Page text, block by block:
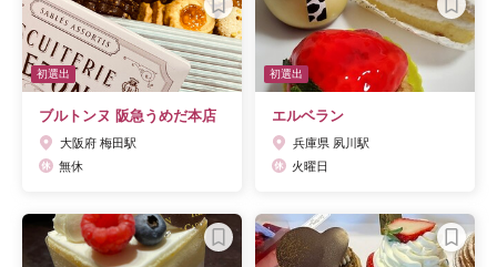
初選出
ブルトンヌ 阪急うめだ本店
大阪府 梅田駅
無休
初選出
エルベラン
兵庫県 夙川駅
火曜日